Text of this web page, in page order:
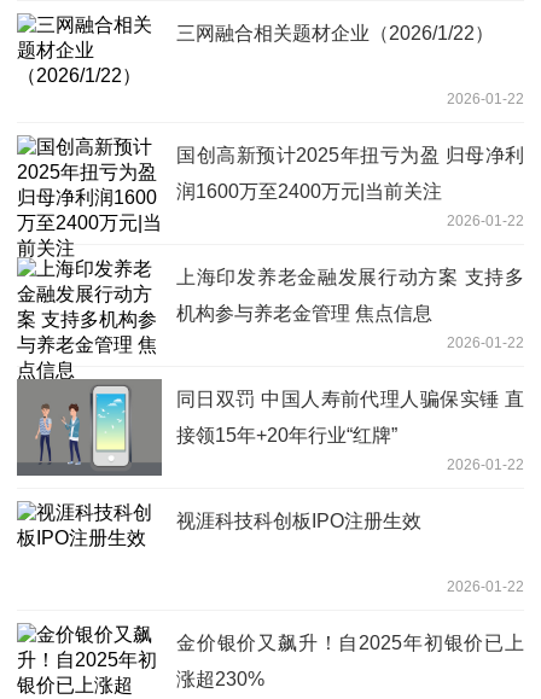
三网融合相关题材企业（2026/1/22）
2026-01-22
国创高新预计2025年扭亏为盈 归母净利
润1600万至2400万元|当前关注
2026-01-22
上海印发养老金融发展行动方案 支持多
机构参与养老金管理 焦点信息
2026-01-22
同日双罚 中国人寿前代理人骗保实锤 直
接领15年+20年行业“红牌”
2026-01-22
视涯科技科创板IPO注册生效
2026-01-22
金价银价又飙升！自2025年初银价已上
涨超230%